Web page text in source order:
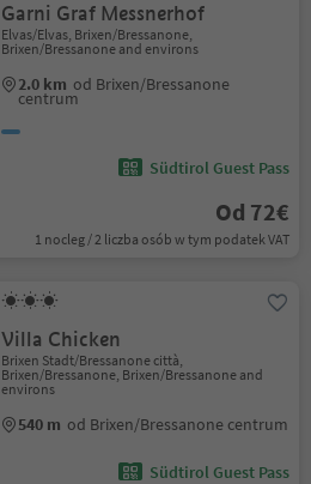
Garni Graf Messnerhof
Elvas/Elvas, Brixen/Bressanone,
Brixen/Bressanone and environs
2.0 km od Brixen/Bressanone
centrum
Südtirol Guest Pass
Od 72€
1 nocleg / 2 liczba osób w tym podatek VAT
Villa Chicken
Brixen Stadt/Bressanone città,
Brixen/Bressanone, Brixen/Bressanone and
environs
540 m od Brixen/Bressanone centrum
Südtirol Guest Pass